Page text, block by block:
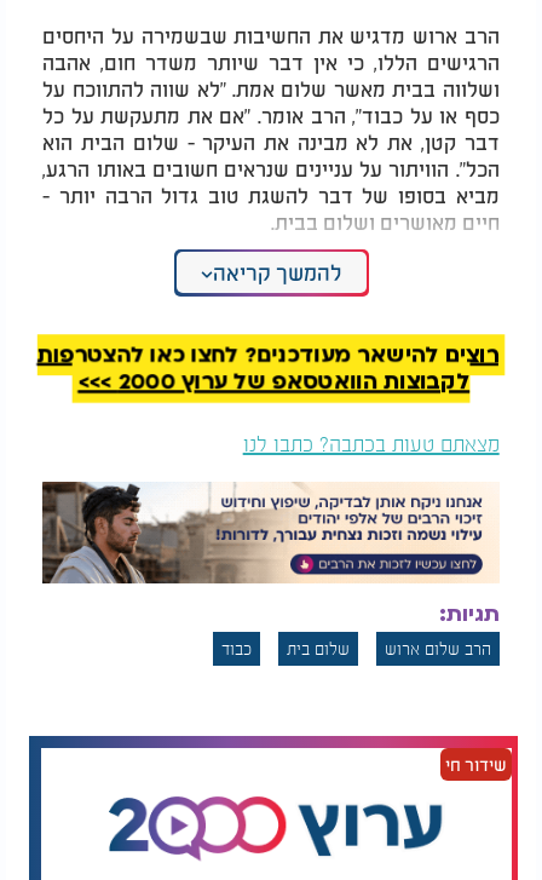
הרב ארוש מדגיש את החשיבות שבשמירה על היחסים
הרגישים הללו, כי אין דבר שיותר משדר חום, אהבה
ושלווה בבית מאשר שלום אמת. "לא שווה להתווכח על
כסף או על כבוד", הרב אומר. "אם את מתעקשת על כל
דבר קטן, את לא מבינה את העיקר - שלום הבית הוא
הכל". הוויתור על עניינים שנראים חשובים באותו הרגע,
מביא בסופו של דבר להשגת טוב גדול הרבה יותר -
חיים מאושרים ושלום בבית.
המלצות נוספות
חושף: "יש לי ילד נכה
ואני עובר נסיונות"
שנהרג, חבר אמר לי
משפט ששינה לי את
החיים"
השלום בבית לא רק תורם ליחסים בין בני הזוג, אלא הוא
הבנה, סבלנות ויכולת לוותר אחד על השני. כל התנהלות
של חיים על פי ערכים של שלום תורמת לא רק לזוגיות
עצמה, אלא גם לכל תחום בחיים, מהקריירה ועד
ההמלצה של הרב ארוש שליט"א היא לא לנסות להילחם
בכל דבר קטן, אלא לשאול את עצמך מהו הדבר החשוב
באמת. השאיפה לשלום, ההבנה שהשלום גדול יותר
מהכל, היא זו שמביאה באמת שפע של טוב ליחסים. כך,
כל מי שמבין את עקרון השלום בבית, יכול להפיק ממנו
להמשך קריאה
רוצים להישאר מעודכנים? לחצו כאן להצטרפות
לקבוצות הוואטסאפ של ערוץ 2000 >>>
מצאתם טעות בכתבה? כתבו לנו
תגיות:
הרב שלום ארוש שלום בית כבוד
שידור חי